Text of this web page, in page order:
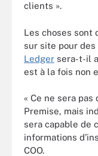
clients ».
Les choses sont
sur site pour des
Ledger sera-t-il
est à la fois non
« Ce ne sera
Premise, mais
sera capable de
informations
COO.